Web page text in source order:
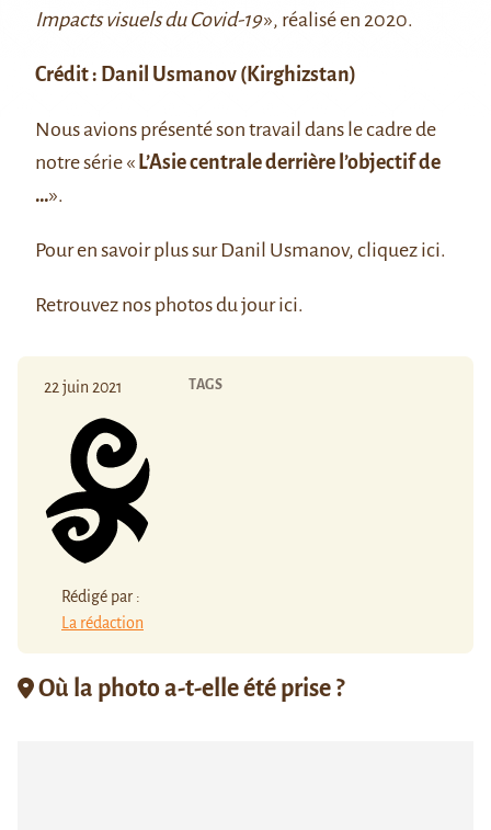
Impacts visuels du Covid-19», réalisé en 2020.
Crédit : Danil Usmanov (Kirghizstan)
Nous avions présenté son travail dans le cadre de
notre série « L’Asie centrale derrière l’objectif de
…».
Pour en savoir plus sur Danil Usmanov, cliquez ici.
Retrouvez nos photos du jourici.
22 juin 2021
Rédigé par :
La rédaction
TAGS
Où la photo a-t-elle été prise ?